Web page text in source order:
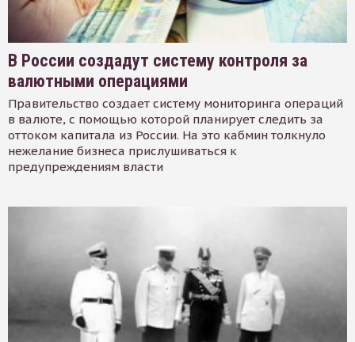
В России создадут систему контроля за
валютными операциями
Правительство создает систему мониторинга операций
в валюте, с помощью которой планирует следить за
оттоком капитала из России. На это кабмин толкнуло
нежелание бизнеса прислушиваться к
предупреждениям власти